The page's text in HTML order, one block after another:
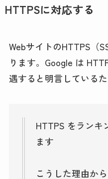
HTTPSに対応する
WebサイトのHTTPS（
ります。Google は
遇すると明言しているた
HTTPS をランキ
ます
こうした理由か